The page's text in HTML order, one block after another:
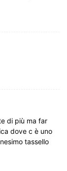
di più ma far
dove c è uno
tassello